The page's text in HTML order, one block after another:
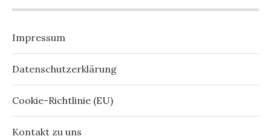
Impressum
Datenschutzerklärung
Cookie-Richtlinie (EU)
Kontakt zu uns